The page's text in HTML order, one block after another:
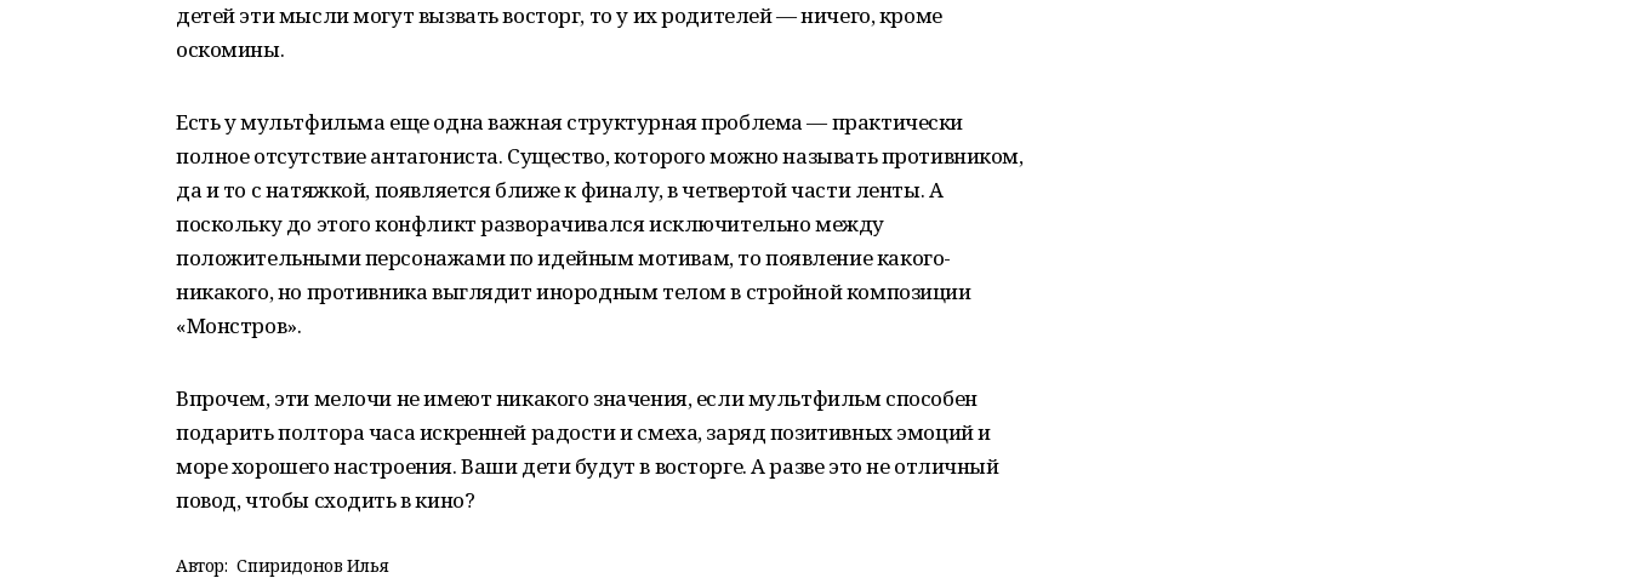
детей эти мысли могут вызвать восторг, то у их родителей — ничего, кроме
оскомины.
Есть у мультфильма еще одна важная структурная проблема — практически
полное отсутствие антагониста. Существо, которого можно называть противником,
да и то с натяжкой, появляется ближе к финалу, в четвертой части ленты. А
поскольку до этого конфликт разворачивался исключительно между
положительными персонажами по идейным мотивам, то появление какого-
никакого, но противника выглядит инородным телом в стройной композиции
«Монстров».
Впрочем, эти мелочи не имеют никакого значения, если мультфильм способен
подарить полтора часа искренней радости и смеха, заряд позитивных эмоций и
море хорошего настроения. Ваши дети будут в восторге. А разве это не отличный
повод, чтобы сходить в кино?
Автор: Спиридонов Илья